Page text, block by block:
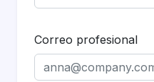
Correo profesional